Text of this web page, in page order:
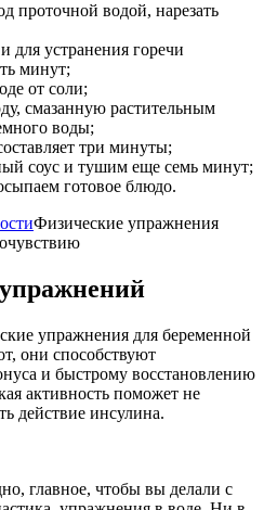
проточной водой, нарезать
для устранения горечи
минут;
от соли;
смазанную растительным
воды;
три минуты;
соус и тушим еще семь минут;
готовое блюдо.
Физические упражнения
упражнения для беременной
они способствуют
и быстрому восстановлению
активность поможет не
действие инсулина.
главное, чтобы вы делали с